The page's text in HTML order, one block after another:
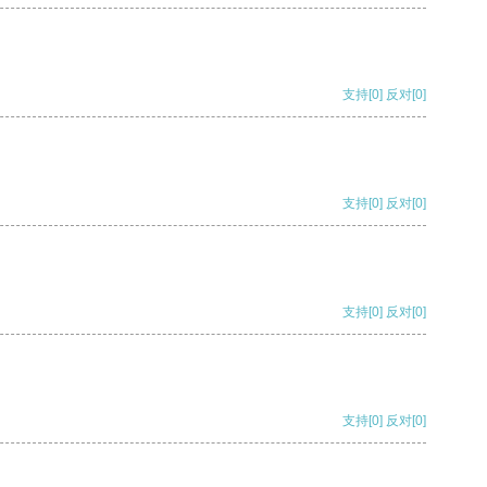
支持[0] 反对[0]
支持[0] 反对[0]
支持[0] 反对[0]
支持[0] 反对[0]